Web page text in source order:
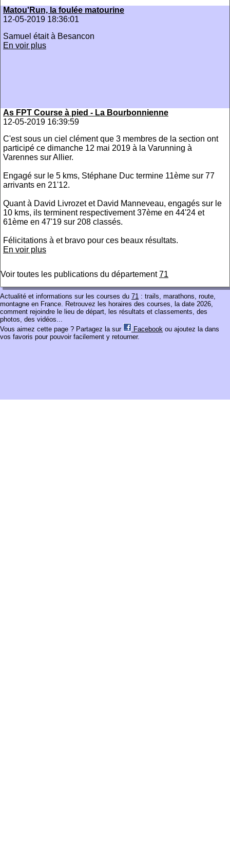
Matou'Run, la foulée matourine
12-05-2019 18:36:01
Samuel était à Besancon
En voir plus
As FPT Course à pied - La Bourbonnienne
12-05-2019 16:39:59
C'est sous un ciel clément que 3 membres de la section ont
participé ce dimanche 12 mai 2019 à la Varunning à
Varennes sur Allier.
Engagé sur le 5 kms, Stéphane Duc termine 11ème sur 77
arrivants en 21'12.
Quant à David Livrozet et David Manneveau, engagés sur le
10 kms, ils terminent respectivement 37ème en 44'24 et
61ème en 47'19 sur 208 classés.
​Félicitations à et bravo pour ces beaux résultats.
En voir plus
Voir toutes les publications du département71
Actualité et informations sur les courses du 71 : trails, marathons, route,
montagne en France. Retrouvez les horaires des courses, la date 2026,
comment rejoindre le lieu de départ, les résultats et classements, des
photos, des vidéos...
Vous aimez cette page ? Partagez la sur
Facebook ou ajoutez la dans
vos favoris pour pouvoir facilement y retourner.